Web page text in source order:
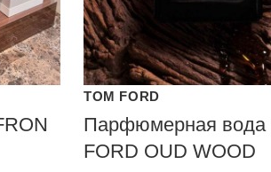
TOM FORD
Парфюмерная вода
FORD OUD WOOD